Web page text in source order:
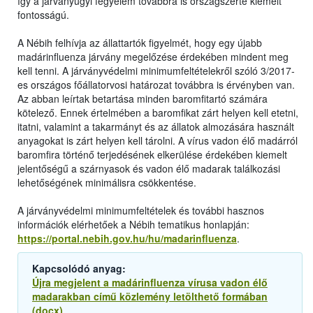
fontosságú.
A Nébih felhívja az állattartók figyelmét, hogy egy újabb
madárinfluenza járvány megelőzése érdekében mindent meg
kell tenni. A járványvédelmi minimumfeltételekről szóló 3/2017-
es országos főállatorvosi határozat továbbra is érvényben van.
Az abban leírtak betartása minden baromfitartó számára
kötelező. Ennek értelmében a baromfikat zárt helyen kell etetni,
itatni, valamint a takarmányt és az állatok almozására használt
anyagokat is zárt helyen kell tárolni. A vírus vadon élő madárról
baromfira történő terjedésének elkerülése érdekében kiemelt
jelentőségű a szárnyasok és vadon élő madarak találkozási
lehetőségének minimálisra csökkentése.
A járványvédelmi minimumfeltételek és további hasznos
információk elérhetőek a Nébih tematikus honlapján:
https://portal.nebih.gov.hu/hu/madarinfluenza.
Kapcsolódó anyag:
Újra megjelent a madárinfluenza vírusa vadon élő
madarakban című közlemény letölthető formában